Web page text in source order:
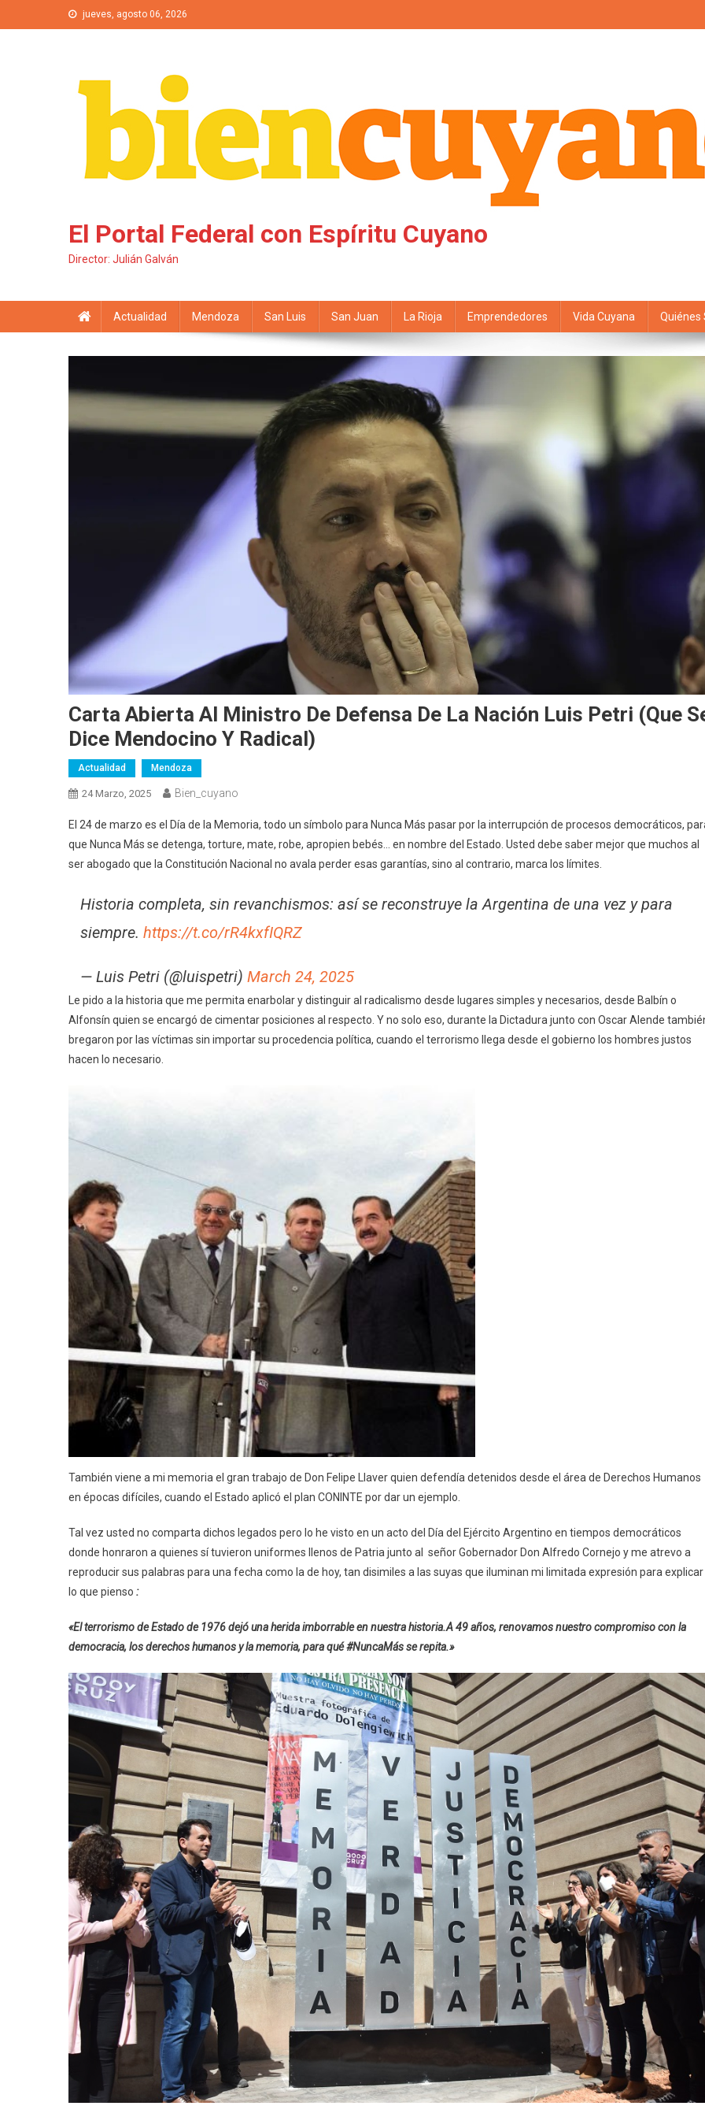
Saltar al contenidojueves, agosto 06, 2026
El Portal Federal con Espíritu Cuyano
Director: Julián Galván
Actualidad Mendoza San Luis San Juan La Rioja Emprendedores Vida Cuyana Quiénes
Carta Abierta Al Ministro De Defensa De La Nación Luis Petri (que
Dice Mendocino Y Radical)
Actualidad Mendoza
24 Marzo, 2025 Bien_cuyano
El 24 de marzo es el Día de la Memoria, todo un símbolo para Nunca Más pasar por la interrupción de procesos democráticos,
que Nunca Más se detenga, torture, mate, robe, apropien bebés… en nombre del Estado. Usted debe saber mejor que muchos al
ser abogado que la Constitución Nacional no avala perder esas garantías, sino al contrario, marca los límites.
Historia completa, sin revanchismos: así se reconstruye la Argentina de una vez y para
siempre. https://t.co/rR4kxfIQRZ
— Luis Petri (@luispetri) March 24, 2025
Le pido a la historia que me permita enarbolar y distinguir al radicalismo desde lugares simples y necesarios, desde Balbín o
Alfonsín quien se encargó de cimentar posiciones al respecto. Y no solo eso, durante la Dictadura junto con Oscar Alende
bregaron por las víctimas sin importar su procedencia política, cuando el terrorismo llega desde el gobierno los hombres justos
hacen lo necesario.
También viene a mi memoria el gran trabajo de Don Felipe Llaver quien defendía detenidos desde el área de Derechos Humanos
en épocas difíciles, cuando el Estado aplicó el plan CONINTE por dar un ejemplo.
Tal vez usted no comparta dichos legados pero lo he visto en un acto del Día del Ejército Argentino en tiempos democráticos
donde honraron a quienes sí tuvieron uniformes llenos de Patria junto al señor Gobernador Don Alfredo Cornejo y me atrevo a
reproducir sus palabras para una fecha como la de hoy, tan disimiles a las suyas que iluminan mi limitada expresión para explicar
lo que pienso :
«El terrorismo de Estado de 1976 dejó una herida imborrable en nuestra historia.A 49 años, renovamos nuestro compromiso con la
democracia, los derechos humanos y la memoria, para qué #NuncaMás se repita.»